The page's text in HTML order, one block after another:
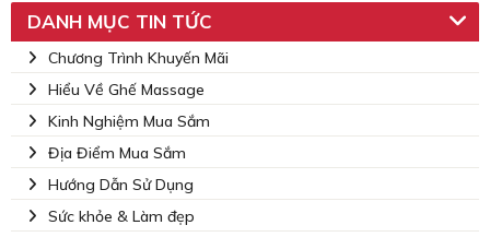
DANH MỤC TIN TỨC
Chương Trình Khuyến Mãi
Hiểu Về Ghế Massage
Kinh Nghiệm Mua Sắm
Địa Điểm Mua Sắm
Hướng Dẫn Sử Dụng
Sức khỏe & Làm đẹp